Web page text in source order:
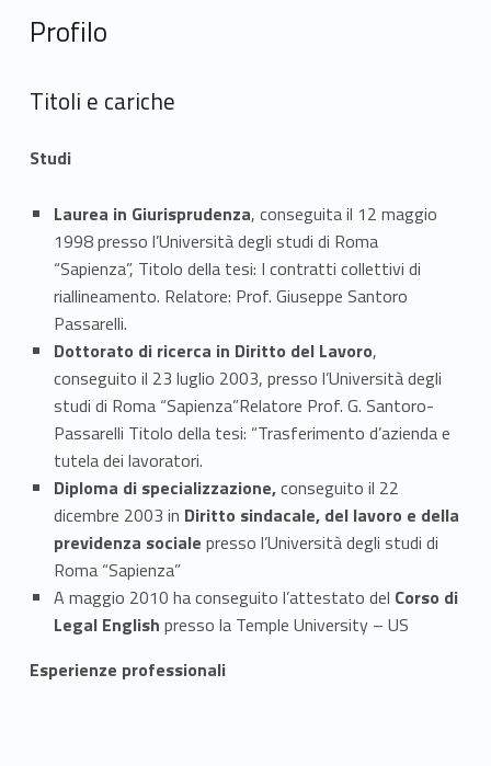
Profilo
Titoli e cariche
Studi
Laurea in Giurisprudenza, conseguita il 12 maggio
1998 presso l’Università degli studi di Roma
“Sapienza”, Titolo della tesi: I contratti collettivi di
riallineamento. Relatore: Prof. Giuseppe Santoro
Passarelli.
Dottorato di ricerca in Diritto del Lavoro,
conseguito il 23 luglio 2003, presso l’Università degli
studi di Roma “Sapienza”Relatore Prof. G. Santoro-
Passarelli Titolo della tesi: “Trasferimento d’azienda e
tutela dei lavoratori.
Diploma di specializzazione,conseguito il 22
dicembre 2003 in Diritto sindacale, del lavoro e della
previdenza sociale presso l’Università degli studi di
Roma “Sapienza”
A maggio 2010 ha conseguito l’attestato del Corso di
Legal English presso la Temple University – US
Esperienze professionali